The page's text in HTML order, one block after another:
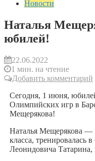
Новости
Наталья
юбилей!
22.06.2022
1 мин. на чтение
Добавить комментарий
Сегодня, 1 июня,
Олимпийских игр в
Мещерякова!
Наталья Мещерякова —
класса,
Леонидовича